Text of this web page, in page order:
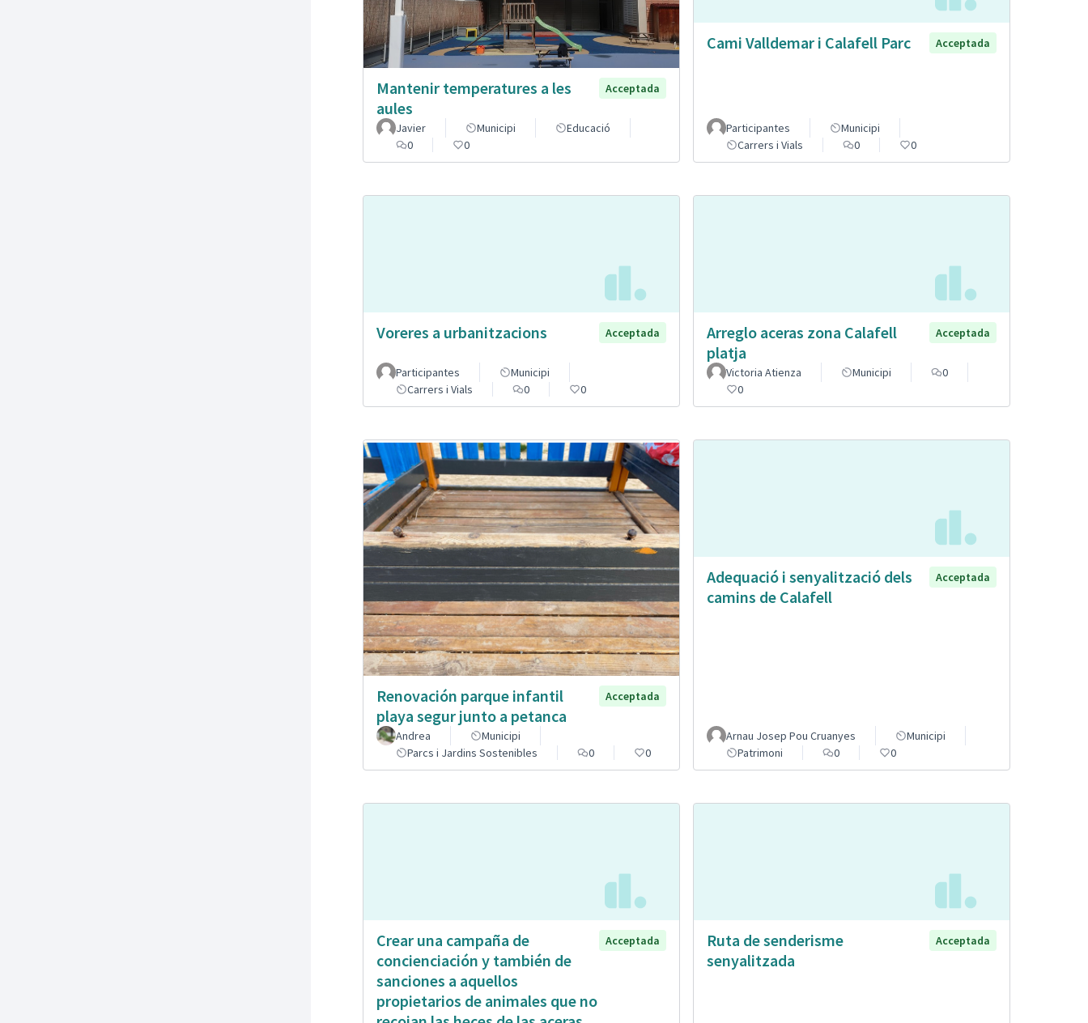
Mantenir temperatures a les
aules
Acceptada
Javier Municipi
Educació
0
0
Cami Valldemar i Calafell Parc Acceptada
Participantes
Municipi
Carrers i Vials
0 0
Voreres a urbanitzacions Acceptada
Participantes
Municipi
Carrers i Vials
0 0
Arreglo aceras zona Calafell
platja
Acceptada
Victoria Atienza Municipi
0
0
Renovación parque infantil
playa segur junto a petanca
Acceptada
Andrea
Municipi
Parcs i Jardins Sostenibles
0 0
Adequació i senyalització dels
camins de Calafell
Acceptada
Arnau Josep Pou Cruanyes
Municipi
Patrimoni
0 0
Crear una campaña de
concienciación y también de
sanciones a aquellos
propietarios de animales que no
Acceptada
Ruta de senderisme
senyalitzada
Acceptada